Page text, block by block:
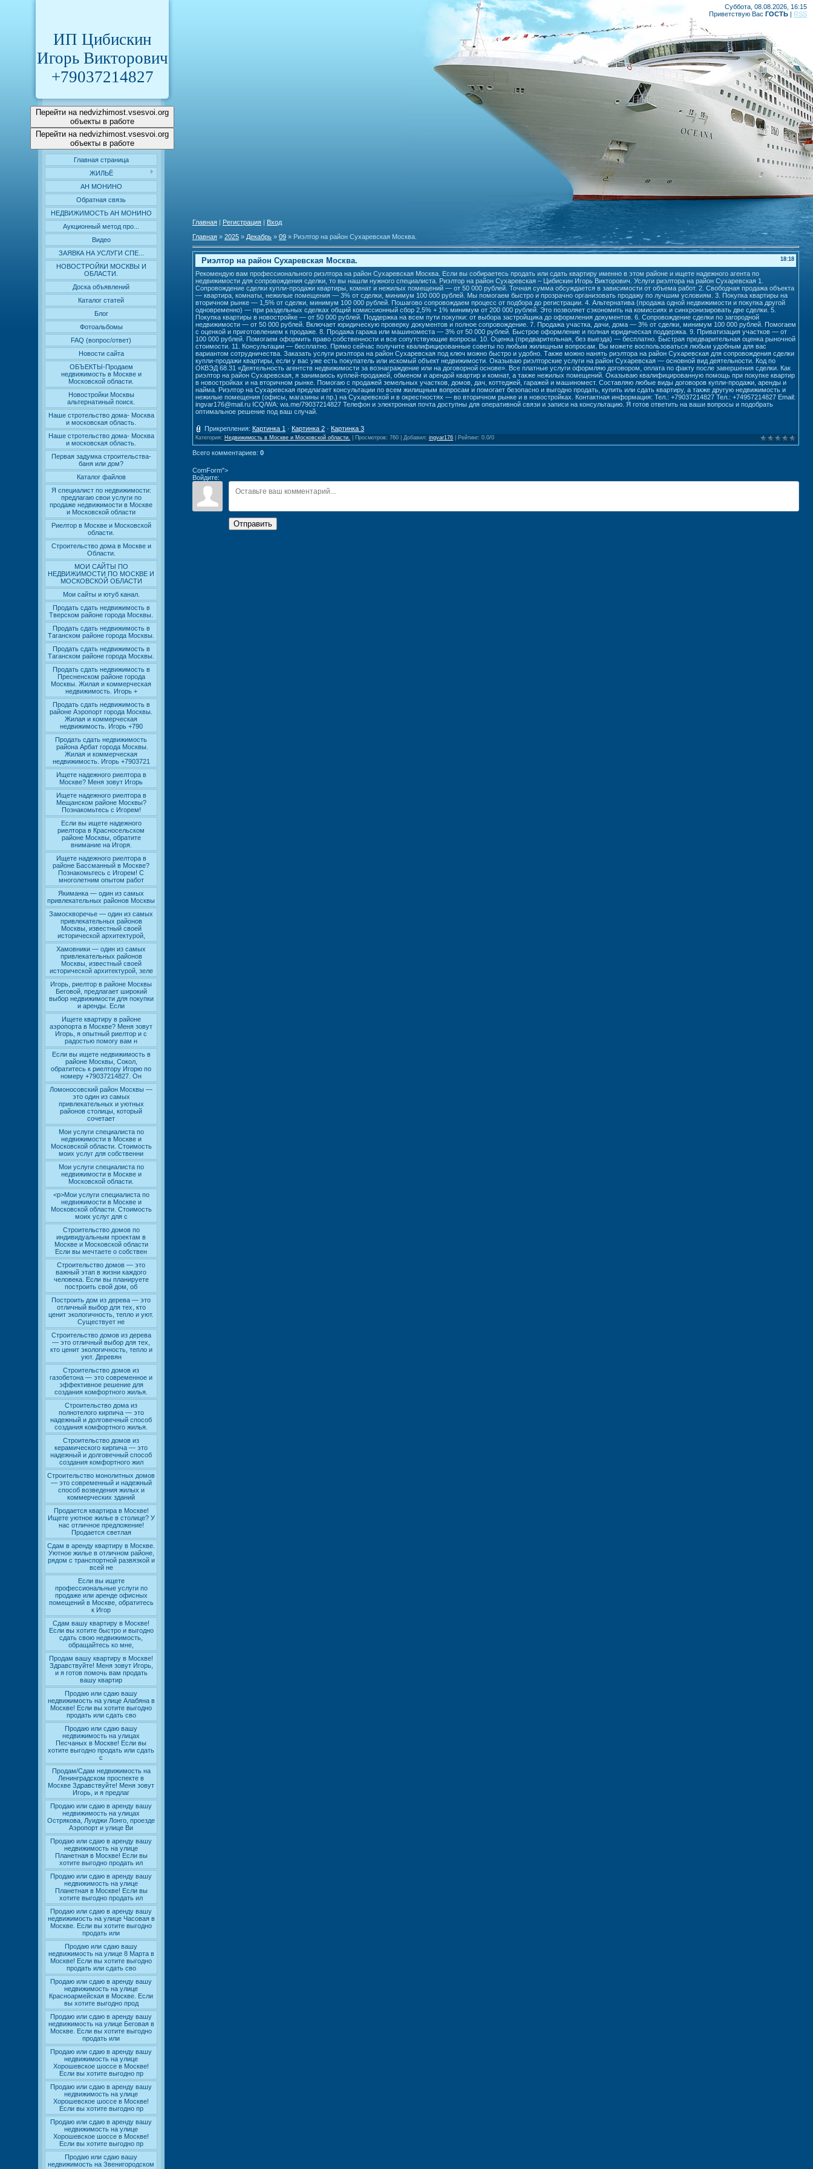
ИП Цибискин
Игорь Викторович
+79037214827
Перейти на nedvizhimost.vsesvoi.org
объекты в работе
Перейти на nedvizhimost.vsesvoi.org
объекты в работе
Главная страница
ЖИЛЬЁ
АН МОНИНО
Обратная связь
НЕДВИЖИМОСТЬ АН МОНИНО
Аукционный метод про...
Видео
ЗАЯВКА НА УСЛУГИ СПЕ...
НОВОСТРОЙКИ МОСКВЫ И
ОБЛАСТИ.
Доска объявлений
Каталог статей
Блог
Фотоальбомы
FAQ (вопрос/ответ)
Новости сайта
ОБЪЕКТЫ-Продаем
недвижимость в Москве и
Московской области.
Новостройки Москвы
альтернатиный поиск.
Наше стротельство дома- Москва
и московская область.
Наше стротельство дома- Москва
и московская область.
Первая задумка строительства-
баня или дом?
Каталог файлов
Я специалист по недвижимости:
предлагаю свои услуги по
продаже недвижимости в Москве
и Московской области
Риелтор в Москве и Московской
области.
Строительство дома в Москве и
Области.
МОИ САЙТЫ ПО
НЕДВИЖИМОСТИ ПО МОСКВЕ И
МОСКОВСКОЙ ОБЛАСТИ
Мои сайты и ютуб канал.
Продать сдать недвижимость в
Тверском районе города Москвы.
Продать сдать недвижимость в
Таганском районе города Москвы.
Продать сдать недвижимость в
Таганском районе города Москвы.
Продать сдать недвижимость в
Пресненском районе города
Москвы. Жилая и коммерческая
недвижимость. Игорь +
Продать сдать недвижимость в
районе Аэропорт города Москвы.
Жилая и коммерческая
недвижимость. Игорь +790
Продать сдать недвижимость
района Арбат города Москвы.
Жилая и коммерческая
недвижимость. Игорь +7903721
Ищете надежного риелтора в
Москве? Меня зовут Игорь
Ищете надежного риелтора в
Мещанском районе Москвы?
Познакомьтесь с Игорем!
Если вы ищете надежного
риелтора в Красносельском
районе Москвы, обратите
внимание на Игоря.
Ищете надежного риелтора в
районе Бассманный в Москве?
Познакомьтесь с Игорем! С
многолетним опытом работ
Якиманка — один из самых
привлекательных районов Москвы
Замоскворечье — один из самых
привлекательных районов
Москвы, известный своей
исторической архитектурой,
Хамовники — один из самых
привлекательных районов
Москвы, известный своей
исторической архитектурой, зеле
Игорь, риелтор в районе Москвы
Беговой, предлагает широкий
выбор недвижимости для покупки
и аренды. Если
Ищете квартиру в районе
аэропорта в Москве? Меня зовут
Игорь, я опытный риелтор и с
радостью помогу вам н
Если вы ищете недвижимость в
районе Москвы, Сокол,
обратитесь к риелтору Игорю по
номеру +79037214827. Он
Ломоносовский район Москвы —
это один из самых
привлекательных и уютных
районов столицы, который
сочетает
Мои услуги специалиста по
недвижимости в Москве и
Московской области. Стоимость
моих услуг для собственни
Мои услуги специалиста по
недвижимости в Москве и
Московской области.
<p>Мои услуги специалиста по
недвижимости в Москве и
Московской области. Стоимость
моих услуг для с
Строительство домов по
индивидуальным проектам в
Москве и Московской области
Если вы мечтаете о собствен
Строительство домов — это
важный этап в жизни каждого
человека. Если вы планируете
построить свой дом, об
Построить дом из дерева — это
отличный выбор для тех, кто
ценит экологичность, тепло и уют.
Существует не
Строительство домов из дерева
— это отличный выбор для тех,
кто ценит экологичность, тепло и
уют. Деревян
Строительство домов из
газобетона — это современное и
эффективное решение для
создания комфортного жилья.
Строительство дома из
полнотелого кирпича — это
надежный и долговечный способ
создания комфортного жилья.
Строительство домов из
керамического кирпича — это
надежный и долговечный способ
создания комфортного жил
Строительство монолитных домов
— это современный и надежный
способ возведения жилых и
коммерческих зданий
Продается квартира в Москве!
Ищете уютное жилье в столице? У
нас отличное предложение!
Продается светлая
Сдам в аренду квартиру в Москве.
Уютное жилье в отличном районе,
рядом с транспортной развязкой и
всей не
Если вы ищете
профессиональные услуги по
продаже или аренде офисных
помещений в Москве, обратитесь
к Игор
Сдам вашу квартиру в Москве!
Если вы хотите быстро и выгодно
сдать свою недвижимость,
обращайтесь ко мне,
Продам вашу квартиру в Москве!
Здравствуйте! Меня зовут Игорь,
и я готов помочь вам продать
вашу квартир
Продаю или сдаю вашу
недвижимость на улице Алабяна в
Москве! Если вы хотите выгодно
продать или сдать сво
Продаю или сдаю вашу
недвижимость на улицах
Песчаных в Москве! Если вы
хотите выгодно продать или сдать
с
Продам/Сдам недвижимость на
Ленинградском проспекте в
Москве Здравствуйте! Меня зовут
Игорь, и я предлаг
Продаю или сдаю в аренду вашу
недвижимость на улицах
Острякова, Луиджи Лонго, проезде
Аэропорт и улице Ви
Продаю или сдаю в аренду вашу
недвижимость на улице
Планетная в Москве! Если вы
хотите выгодно продать ил
Продаю или сдаю в аренду вашу
недвижимость на улице
Планетная в Москве! Если вы
хотите выгодно продать ил
Продаю или сдаю в аренду вашу
недвижимость на улице Часовая в
Москве. Если вы хотите выгодно
продать или
Продаю или сдаю вашу
недвижимость на улице 8 Марта в
Москве! Если вы хотите выгодно
продать или сдать сво
Продаю или сдаю в аренду вашу
недвижимость на улице
Красноармейская в Москве. Если
вы хотите выгодно прод
Продаю или сдаю в аренду вашу
недвижимость на улице Беговая в
Москве. Если вы хотите выгодно
продать или
Продаю или сдаю в аренду вашу
недвижимость на улице
Хорошевское шоссе в Москве!
Если вы хотите выгодно пр
Продаю или сдаю в аренду вашу
недвижимость на улице
Хорошевское шоссе в Москве!
Если вы хотите выгодно пр
Продаю или сдаю в аренду вашу
недвижимость на улице
Хорошевское шоссе в Москве!
Если вы хотите выгодно пр
Продаю или сдаю вашу
недвижимость на Звенигородском
Суббота, 08.08.2026, 16:15
Приветствую Вас ГОСТЬ | RSS
Главная | Регистрация | Вход
Главная » 2025 » Декабрь » 09 » Риэлтор на район Сухаревская Москва.
18:18
Риэлтор на район Сухаревская Москва.
Рекомендую вам профессионального риэлтора на район Сухаревская Москва. Если вы собираетесь продать или сдать квартиру именно в этом районе и ищете надежного агента по
недвижимости для сопровождения сделки, то вы нашли нужного специалиста. Риэлтор на район Сухаревская – Цибискин Игорь Викторович. Услуги риэлтора на район Сухаревская 1.
Сопровождение сделки купли-продажи квартиры, комнат и нежилых помещений — от 50 000 рублей. Точная сумма обсуждается в зависимости от объема работ. 2. Свободная продажа объекта
— квартира, комнаты, нежилые помещения — 3% от сделки, минимум 100 000 рублей. Мы помогаем быстро и прозрачно организовать продажу по лучшим условиям. 3. Покупка квартиры на
вторичном рынке — 1,5% от сделки, минимум 100 000 рублей. Пошагово сопровождаем процесс от подбора до регистрации. 4. Альтернатива (продажа одной недвижимости и покупка другой
одновременно) — при раздельных сделках общий комиссионный сбор 2,5% + 1% минимум от 200 000 рублей. Это позволяет сэкономить на комиссиях и синхронизировать две сделки. 5.
Покупка квартиры в новостройке — от 50 000 рублей. Поддержка на всем пути покупки: от выбора застройщика до оформления документов. 6. Сопровождение сделки по загородной
недвижимости — от 50 000 рублей. Включает юридическую проверку документов и полное сопровождение. 7. Продажа участка, дачи, дома — 3% от сделки, минимум 100 000 рублей. Помогаем
с оценкой и приготовлением к продаже. 8. Продажа гаража или машиноместа — 3% от 50 000 рублей. Быстрое оформление и полная юридическая поддержка. 9. Приватизация участков — от
100 000 рублей. Помогаем оформить право собственности и все сопутствующие вопросы. 10. Оценка (предварительная, без выезда) — бесплатно. Быстрая предварительная оценка рыночной
стоимости. 11. Консультации — бесплатно. Прямо сейчас получите квалифицированные советы по любым жилищным вопросам. Вы можете воспользоваться любым удобным для вас
вариантом сотрудничества. Заказать услуги риэлтора на район Сухаревская под ключ можно быстро и удобно. Также можно нанять риэлтора на район Сухаревская для сопровождения сделки
купли-продажи квартиры, если у вас уже есть покупатель или искомый объект недвижимости. Оказываю риэлторские услуги на район Сухаревская — основной вид деятельности. Код по
ОКВЭД 68.31 «Деятельность агентств недвижимости за вознаграждение или на договорной основе». Все платные услуги оформляю договором, оплата по факту после завершения сделки. Как
риэлтор на район Сухаревская, я занимаюсь куплей-продажей, обменом и арендой квартир и комнат, а также нежилых помещений. Оказываю квалифицированную помощь при покупке квартир
в новостройках и на вторичном рынке. Помогаю с продажей земельных участков, домов, дач, коттеджей, гаражей и машиномест. Составляю любые виды договоров купли-продажи, аренды и
найма. Риэлтор на Сухаревская предлагает консультации по всем жилищным вопросам и помогает безопасно и выгодно продать, купить или сдать квартиру, а также другую недвижимость и
нежилые помещения (офисы, магазины и пр.) на Сухаревской и в окрестностях — во вторичном рынке и в новостройках. Контактная информация: Тел.: +79037214827 Тел.: +74957214827 Email:
ingvar176@mail.ru ICQ/WA: wa.me/79037214827 Телефон и электронная почта доступны для оперативной связи и записи на консультацию. Я готов ответить на ваши вопросы и подобрать
оптимальное решение под ваш случай.
Прикрепления: Картинка 1 · Картинка 2 · Картинка 3
Категория: Недвижимость в Москве и Московской области. Просмотров: 760 Добавил: ingvar176 Рейтинг: 0.0/0
Всего комментариев: 0
ComForm">
Войдите:
Отправить